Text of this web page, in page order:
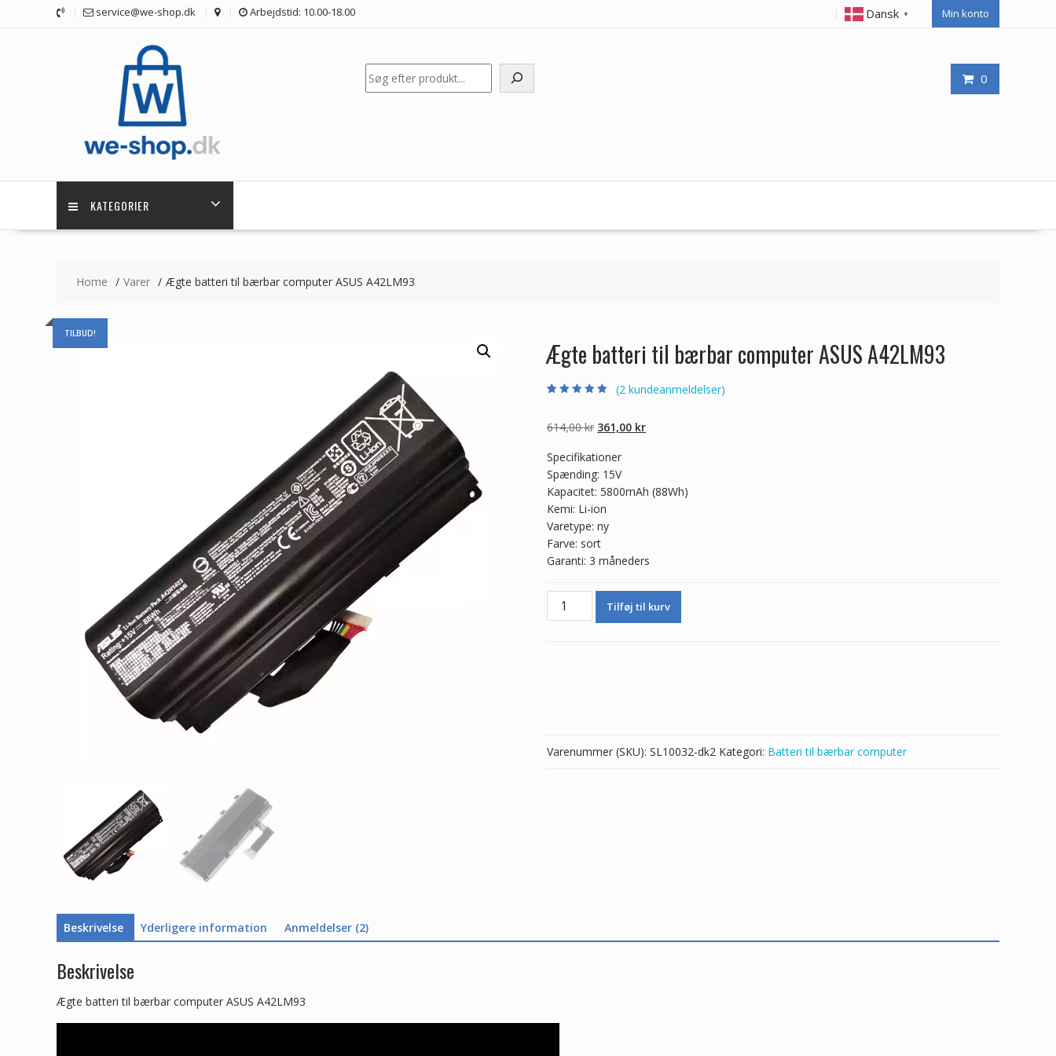
service@we-shop.dk Arbejdstid: 10.00-18.00 Dansk ▼ Min konto
0
Søg
KATEGORIER
Home Varer Ægte batteri til bærbar computer ASUS A42LM93
TILBUD!
Ægte batteri til bærbar computer ASUS A42LM93
baseret på
kundebedømmel
(2 kundeanmeldelser)
614,00kr Den
pris
var:
614,00 kr.
361,00 krDen
361,00 kr.
Specifikationer
Spænding: 15V
Kapacitet: 5800mAh (88Wh)
Kemi: Li-ion
Varetype: ny
Farve: sort
Garanti: 3 måneders
Ægte
batteri
Tilføj til kurv
Varenummer (SKU): SL10032-dk2 Kategori: Batteri til bærbar computer
Beskrivelse Yderligere information Anmeldelser (2)
Beskrivelse
Ægte batteri til bærbar computer ASUS A42LM93